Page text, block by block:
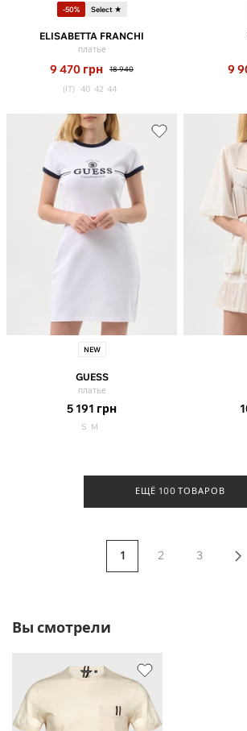
-50% Select ★
ELISABETTA FRANCHI
платье
9 470 грн 18 940
(IT) 40 42 44
9
NEW
GUESS
платье
5 191 грн
S M
ЕЩЁ 100 ТОВАРОВ
1 2 3
Вы смотрели